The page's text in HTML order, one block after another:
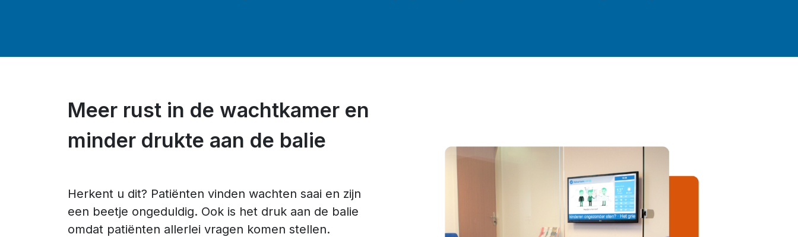
Meer rust in de wachtkamer en
minder drukte aan de balie
Herkent u dit? Patiënten vinden wachten saai en zijn
een beetje ongeduldig. Ook is het druk aan de balie
omdat patiënten allerlei vragen komen stellen.